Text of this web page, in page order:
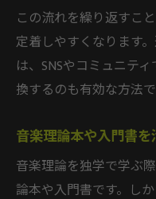
この流れを繰り返すこ
定着しやすくなります
は、SNSやコミュニテ
換するのも有効な方法で
音楽理論本や入門書
音楽理論を独学で学ぶ
論本や入門書です。し